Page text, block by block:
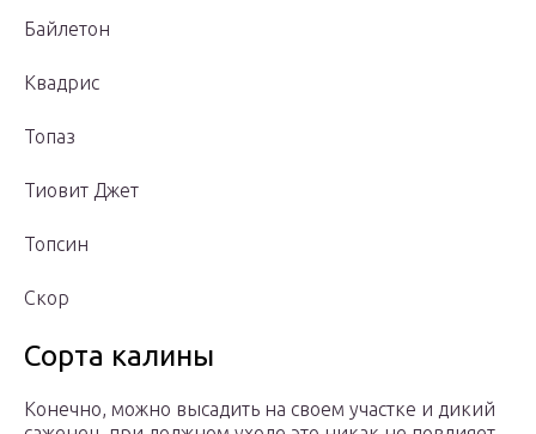
Байлетон
Квадрис
Топаз
Тиовит Джет
Топсин
Скор
Сорта калины
Конечно, можно высадить на своем участке и дикий